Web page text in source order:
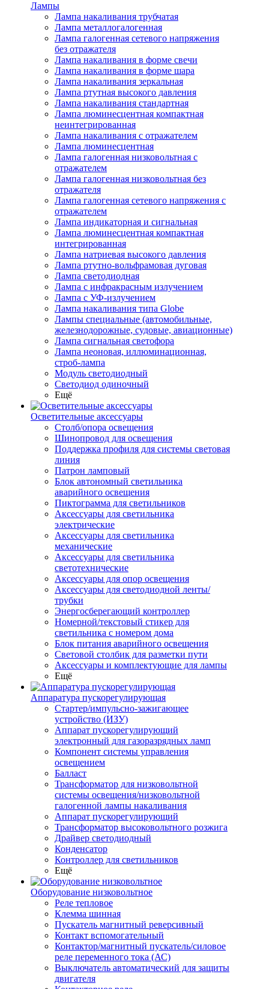
Лампы
Лампа накаливания трубчатая
Лампа металлогалогенная
Лампа галогенная сетевого напряжения
без отражателя
Лампа накаливания в форме свечи
Лампа накаливания в форме шара
Лампа накаливания зеркальная
Лампа ртутная высокого давления
Лампа накаливания стандартная
Лампа люминесцентная компактная
неинтегрированная
Лампа накаливания с отражателем
Лампа люминесцентная
Лампа галогенная низковольтная с
отражателем
Лампа галогенная низковольтная без
отражателя
Лампа галогенная сетевого напряжения с
отражателем
Лампа индикаторная и сигнальная
Лампа люминесцентная компактная
интегрированная
Лампа натриевая высокого давления
Лампа ртутно-вольфрамовая дуговая
Лампа светодиодная
Лампа с инфракрасным излучением
Лампа с УФ-излучением
Лампа накаливания типа Globe
Лампы специальные (автомобильные,
железнодорожные, судовые, авиационные)
Лампа сигнальная светофора
Лампа неоновая, иллюминационная,
строб-лампа
Модуль светодиодный
Светодиод одиночный
Ещё
Осветительные аксессуары
Столб/опора освещения
Шинопровод для освещения
Поддержка профиля для системы световая
линия
Патрон ламповый
Блок автономный светильника
аварийного освещения
Пиктограмма для светильников
Аксессуары для светильника
электрические
Аксессуары для светильника
механические
Аксессуары для светильника
светотехнические
Аксессуары для опор освещения
Аксессуары для светодиодной ленты/
трубки
Энергосберегающий контроллер
Номерной/текстовый стикер для
светильника с номером дома
Блок питания аварийного освещения
Световой столбик для разметки пути
Аксессуары и комплектующие для лампы
Ещё
Аппаратура пускорегулирующая
Стартер/импульсно-зажигающее
устройство (ИЗУ)
Аппарат пускорегулирующий
электронный для газоразрядных ламп
Компонент системы управления
освещением
Балласт
Трансформатор для низковольтной
системы освещения/низковольтной
галогенной лампы накаливания
Аппарат пускорегулирующий
Трансформатор высоковольтного розжига
Драйвер светодиодный
Конденсатор
Контроллер для светильников
Ещё
Оборудование низковольтное
Реле тепловое
Клемма шинная
Пускатель магнитный реверсивный
Контакт вспомогательный
Контактор/магнитный пускатель/силовое
реле переменного тока (АС)
Выключатель автоматический для защиты
двигателя